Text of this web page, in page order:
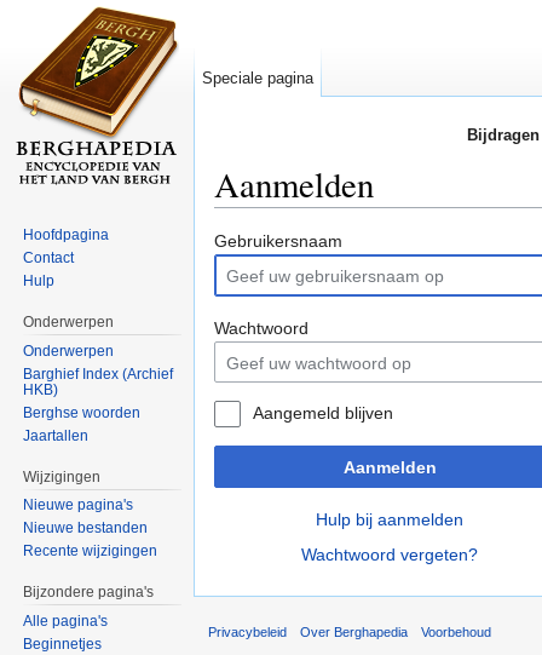
Aanmelden
Gebruikersnaam
Wachtwoord
Aangemeld blijven
Aanmelden
Hulp bij aanmelden
Wachtwoord vergeten?
Speciale pagina
Hoofdpagina
Contact
Hulp
Onderwerpen
Onderwerpen
Barghief Index (Archief
HKB)
Berghse woorden
Jaartallen
Wijzigingen
Nieuwe pagina's
Nieuwe bestanden
Recente wijzigingen
Bijzondere pagina's
Alle pagina's
Beginnetjes
Privacybeleid Over Berghapedia Voorbehoud